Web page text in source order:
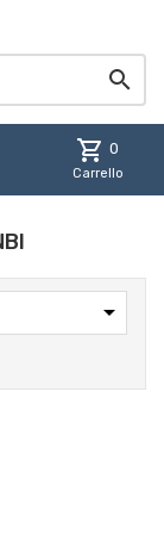

shopping_cart 0
Carrello
